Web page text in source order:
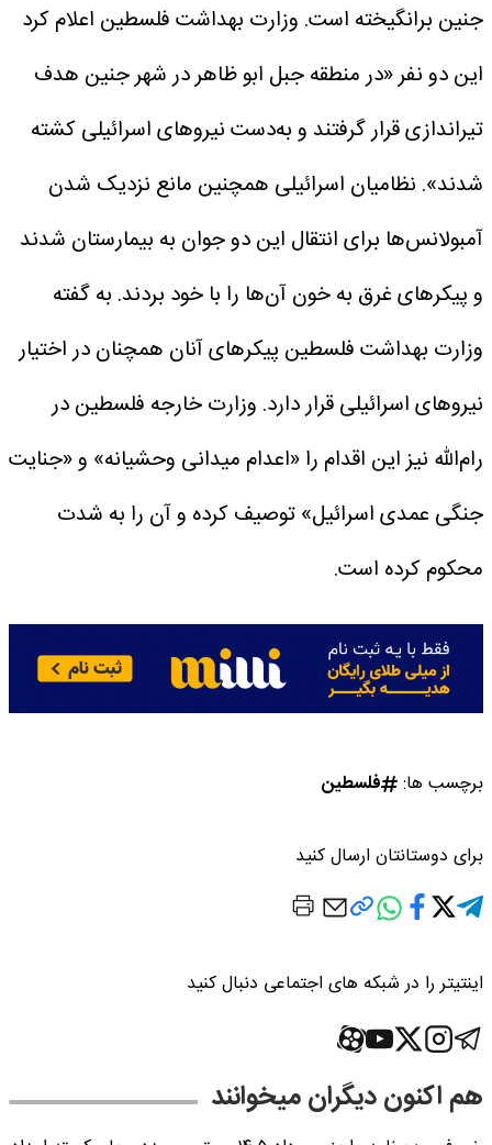
جنین برانگیخته است. وزارت بهداشت فلسطین اعلام کرد
این دو نفر «در منطقه جبل ابو ظاهر در شهر جنین هدف
تیراندازی قرار گرفتند و به‌دست نیروهای اسرائیلی کشته
شدند». نظامیان اسرائیلی همچنین مانع نزدیک شدن
آمبولانس‌ها برای انتقال این دو جوان به بیمارستان شدند
و پیکرهای غرق به خون آن‌ها را با خود بردند. به گفته
وزارت بهداشت فلسطین پیکرهای آنان همچنان در اختیار
نیروهای اسرائیلی قرار دارد. وزارت خارجه فلسطین در
رام‌الله نیز این اقدام را «اعدام میدانی وحشیانه» و «جنایت
جنگی عمدی اسرائیل» توصیف کرده و آن را به‌ شدت
محکوم کرده است.
برچسب ها: فلسطین
برای دوستانتان ارسال کنید
اینتیتر را در شبکه های اجتماعی دنبال کنید
هم اکنون دیگران میخوانند